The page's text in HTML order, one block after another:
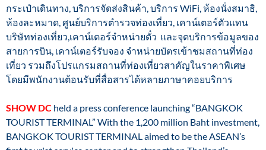
กระเป๋าเดินทาง, บริการจัดส่งสินค้า, บริการ WiFi, ห้องนั่งสมาธิ,
ห้องละหมาด, ศูนย์บริการตำรวจท่องเที่ยว, เคาน์เตอร์ตัวแทน
บริษัทท่องเที่ยว,เคาน์เตอร์จำหน่ายตั๋ว และจุดบริการข้อมูลของ
สายการบิน, เคาน์เตอร์รับจอง จำหน่ายบัตรเข้าชมสถานที่ท่อง
เที่ยว รวมถึงโปรแกรมสถานที่ท่องเที่ยวสาคัญในราคาพิเศษ
โดยมีพนักงานต้อนรับที่สื่อสารได้หลายภาษาคอยบริการ
SHOW DC held a press conference launching “BANGKOK
TOURIST TERMINAL” With the 1,200 million Baht investment,
BANGKOK TOURIST TERMINAL aimed to be the ASEAN’s